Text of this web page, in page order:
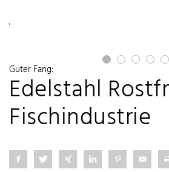
Guter Fang:
Edelstahl
Fischindustrie